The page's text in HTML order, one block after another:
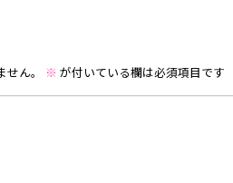
ん。 ※ が付いている欄は必須項目です